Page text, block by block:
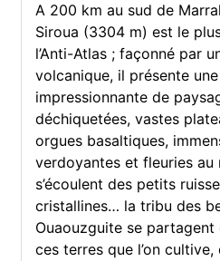
A 200 km au sud de
Siroua (3304 m) est le
l’Anti-Atlas ; façonné par
volcanique, il présente
impressionnante de
déchiquetées, vastes
orgues basaltiques,
verdoyantes et fleuries au
s’écoulent des petits
cristallines… la tribu des
Ouaouzguite se partagent
ces terres que l’on